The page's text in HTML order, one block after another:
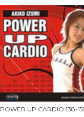
POWER UP CARDIO 138-